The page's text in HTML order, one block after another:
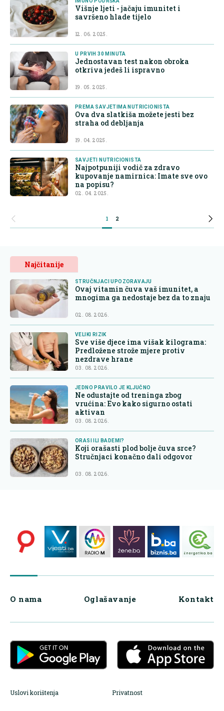
Višnje ljeti - jačaju imunitet i
savršeno hlade tijelo
12. 06. 2025.
U PRVIH 30 MINUTA
Jednostavan test nakon obroka
otkriva jedeš li ispravno
19. 05. 2025.
PREMA SAVJETIMA NUTRICIONISTA
Ova dva slatkiša možete jesti bez
straha od debljanja
19. 04. 2025.
SAVJETI NUTRICIONISTA
Najpotpuniji vodič za zdravo
kupovanje namirnica: Imate sve ovo
na popisu?
02. 04. 2025.
1 2
Najčitanije
STRUČNJACI UPOZORAVAJU
Ovaj vitamin čuva vaš imunitet, a
mnogima ga nedostaje bez da to znaju
02. 08. 2026.
VELIKI RIZIK
Sve više djece ima višak kilograma:
Predložene strože mjere protiv
nezdrave hrane
03. 08. 2026.
JEDNO PRAVILO JE KLJUČNO
Ne odustajte od treninga zbog
vrućina: Evo kako sigurno ostati
aktivan
03. 08. 2026.
ORASI ILI BADEMI?
Koji orašasti plod bolje čuva srce?
Stručnjaci konačno dali odgovor
03. 08. 2026.
O nama Oglašavanje Kontakt
Uslovi korištenja Privatnost